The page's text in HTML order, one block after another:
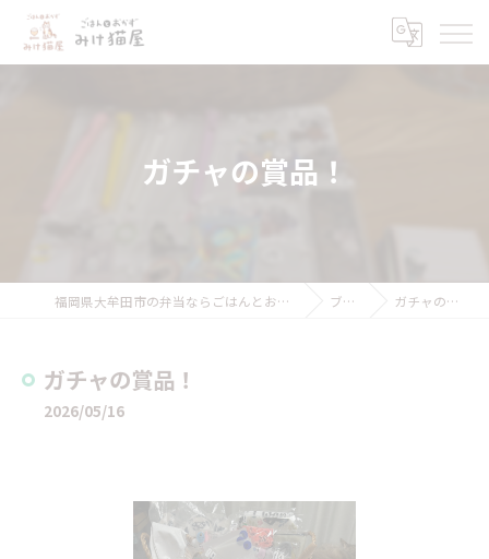
ガチャの賞品！
福岡県大牟田市の弁当ならごはんとおかず みけ猫屋 ブログ ガチャの賞品！
ガチャの賞品！
2026/05/16